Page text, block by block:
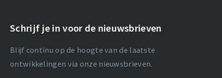
Schrijf je in voor de nieuwsbrieven
Blijf continu op de hoogte van de laatste
ontwikkelingen via onze nieuwsbrieven.